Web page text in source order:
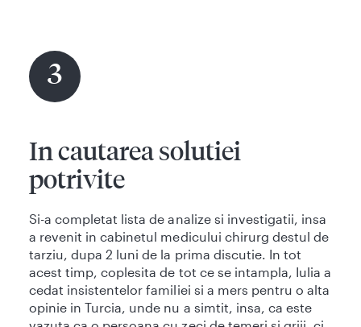
3
In cautarea solutiei
potrivite
Si-a completat lista de analize si investigatii, insa
a revenit in cabinetul medicului chirurg destul de
tarziu, dupa 2 luni de la prima discutie. In tot
acest timp, coplesita de tot ce se intampla, Iulia a
cedat insistentelor familiei si a mers pentru o alta
opinie in Turcia, unde nu a simtit, insa, ca este